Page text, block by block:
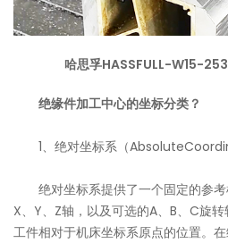
哈思孚HASSFULL-W15-
绝缘件加工中心的坐标分类？
1、绝对坐标系（
绝对坐标系提供了一个固定的参考
X、Y、Z轴，以及可选的A、B、C旋
工件相对于机床坐标系原点的位置。